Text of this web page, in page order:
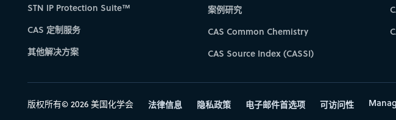
STN IP Protection Suite™
CAS 定制服务
其他解决方案
案例研究
CAS Common Chemistry
CAS Source Index (CASSI)
版权所有© 2026 美国化学会 法律信息 隐私政策 电子邮件首选项 可访问性